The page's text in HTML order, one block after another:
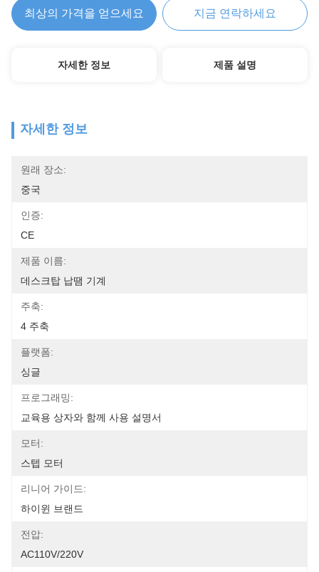
최상의 가격을 얻으세요 지금 연락하세요
자세한 정보 제품 설명
자세한 정보
원래 장소:
중국
인증:
CE
제품 이름:
데스크탑 납땜 기계
주축:
4 주축
플랫폼:
싱글
프로그래밍:
교육용 상자와 함께 사용 설명서
모터:
스텝 모터
리니어 가이드:
하이윈 브랜드
전압:
AC110V/220V